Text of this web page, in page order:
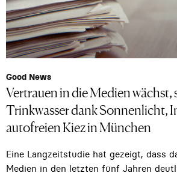
Good News
Vertrauen in die Medien wächst,
Trinkwasser dank Sonnenlicht,
autofreien Kiez in München
Eine Langzeitstudie hat gezeigt, dass
Medien in den letzten fünf Jahren